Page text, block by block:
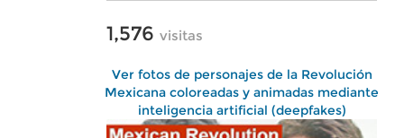
1,576 visitas
Ver fotos de personajes de la Revolución
Mexicana coloreadas y animadas mediante
inteligencia artificial (deepfakes)